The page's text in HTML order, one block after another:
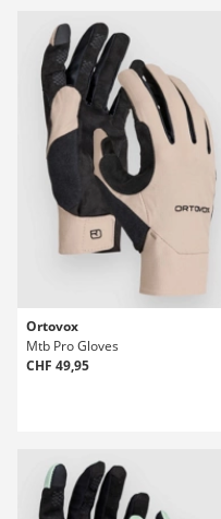
Ortovox
Mtb Pro Gloves
CHF 49,95